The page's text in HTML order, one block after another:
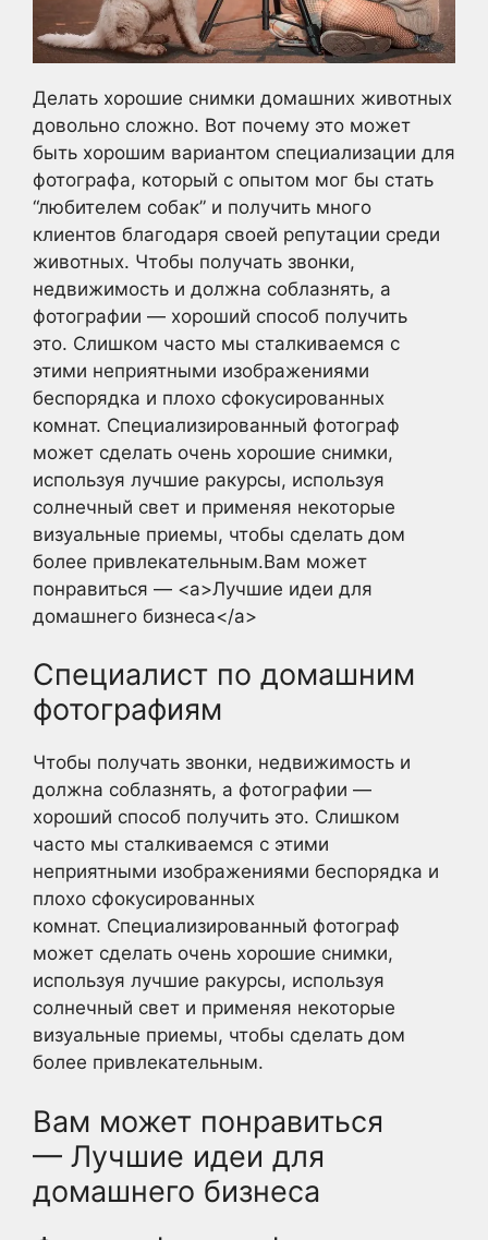
Делать хорошие снимки домашних животных
довольно сложно. Вот почему это может
быть хорошим вариантом специализации для
фотографа, который с опытом мог бы стать
“любителем собак” и получить много
клиентов благодаря своей репутации среди
животных. Чтобы получать звонки,
недвижимость и должна соблазнять, а
фотографии — хороший способ получить
это. Слишком часто мы сталкиваемся с
этими неприятными изображениями
беспорядка и плохо сфокусированных
комнат. Специализированный фотограф
может сделать очень хорошие снимки,
используя лучшие ракурсы, используя
солнечный свет и применяя некоторые
визуальные приемы, чтобы сделать дом
более привлекательным.Вам может
понравиться — <a>Лучшие идеи для
домашнего бизнеса</a>
Специалист по домашним
фотографиям
Чтобы получать звонки, недвижимость и
должна соблазнять, а фотографии —
хороший способ получить это. Слишком
часто мы сталкиваемся с этими
неприятными изображениями беспорядка и
плохо сфокусированных
комнат. Специализированный фотограф
может сделать очень хорошие снимки,
используя лучшие ракурсы, используя
солнечный свет и применяя некоторые
визуальные приемы, чтобы сделать дом
более привлекательным.
Вам может понравиться
— Лучшие идеи для
домашнего бизнеса